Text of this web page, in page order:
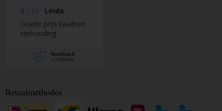
maten en voor een
eerlijke prijs.
9 / 10
Linda
Goede prijs kwaliteit
verhouding
Betaalmethodes